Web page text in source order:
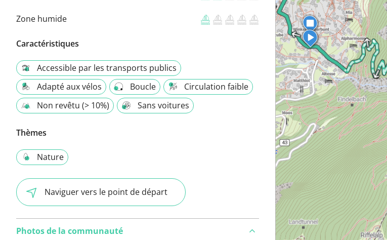
Zone humide
Caractéristiques
Accessible par les transports publics
Adapté aux vélos
Boucle
Circulation faible
Non revêtu (> 10%)
Sans voitures
Thèmes
Nature
Naviguer vers le point de départ
Photos de la communauté